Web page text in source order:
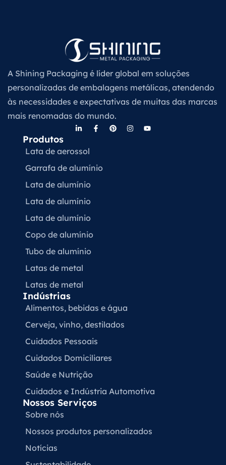
A Shining Packaging é líder global em soluções
personalizadas de embalagens metálicas, atendendo
às necessidades e expectativas de muitas das marcas
mais renomadas do mundo.
Produtos
Lata de aerossol
Garrafa de alumínio
Lata de alumínio
Lata de alumínio
Lata de alumínio
Copo de alumínio
Tubo de alumínio
Latas de metal
Latas de metal
Indústrias
Alimentos, bebidas e água
Cerveja, vinho, destilados
Cuidados Pessoais
Cuidados Domiciliares
Saúde e Nutrição
Cuidados e Indústria Automotiva
Nossos Serviços
Sobre nós
Nossos produtos personalizados
Notícias